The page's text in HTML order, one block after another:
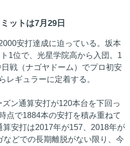
ットは7月29日
安打達成に迫っている。坂本
1位で、光星学院高から入団。1
戦（ナゴヤドーム）でプロ初安
レギュラーに定着する。
ン通算安打が120本台を下回っ
点で1884本の安打を積み重ねて
算安打は2017年が157、2018年が
どでの長期離脱がない限り、今